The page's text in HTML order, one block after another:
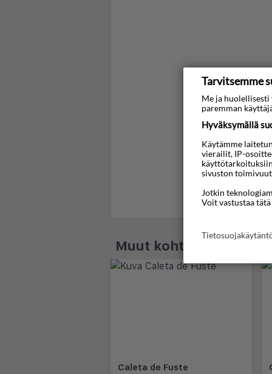
Muut kohteet -
Caleta de Fuste
Tarvitsemme
Me ja huolellisesti
paremman
Hyväksymällä
Käytämme
vierailit, IP-
sivuston
Jotkin
Voit vastustaa